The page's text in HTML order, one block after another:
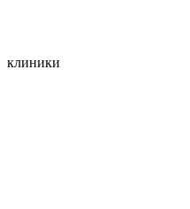
клиники